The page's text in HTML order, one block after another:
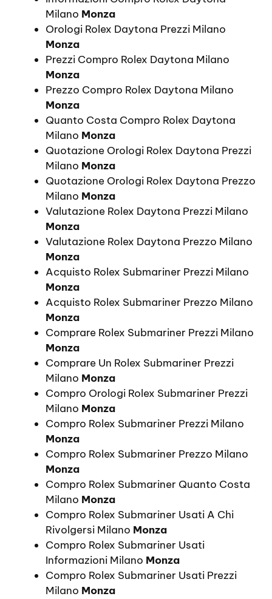
Milano Monza
Orologi Rolex Daytona Prezzi Milano
Monza
Prezzi Compro Rolex Daytona Milano
Monza
Prezzo Compro Rolex Daytona Milano
Monza
Quanto Costa Compro Rolex Daytona
Milano Monza
Quotazione Orologi Rolex Daytona Prezzi
Milano Monza
Quotazione Orologi Rolex Daytona Prezzo
Milano Monza
Valutazione Rolex Daytona Prezzi Milano
Monza
Valutazione Rolex Daytona Prezzo Milano
Monza
Acquisto Rolex Submariner Prezzi Milano
Monza
Acquisto Rolex Submariner Prezzo Milano
Monza
Comprare Rolex Submariner Prezzi Milano
Monza
Comprare Un Rolex Submariner Prezzi
Milano Monza
Compro Orologi Rolex Submariner Prezzi
Milano Monza
Compro Rolex Submariner Prezzi Milano
Monza
Compro Rolex Submariner Prezzo Milano
Monza
Compro Rolex Submariner Quanto Costa
Milano Monza
Compro Rolex Submariner Usati A Chi
Rivolgersi Milano Monza
Compro Rolex Submariner Usati
Informazioni Milano Monza
Compro Rolex Submariner Usati Prezzi
Milano Monza